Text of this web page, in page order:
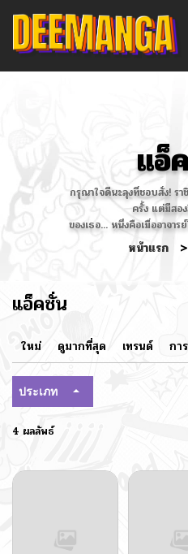
แอ็
กรุณาใจดีนะลุงที่ชอบสั่ง! รา
ครั้ง แต่มีสอ
ของเธอ... หนึ่งคือเมื่ออาจา
หน้าแรก >
แอ็คชั่น
ใหม่ ดูมากที่สุด เทรนด์ กา
ประเภท
4 ผลลัพธ์